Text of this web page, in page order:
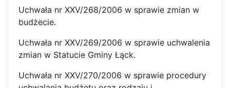
Uchwała nr XXV/268/2006 w sprawie zmian w
budżecie.
Uchwała nr XXV/269/2006 w sprawie uchwalenia
zmian w Statucie Gminy Łąck.
Uchwała nr XXV/270/2006 w sprawie procedury